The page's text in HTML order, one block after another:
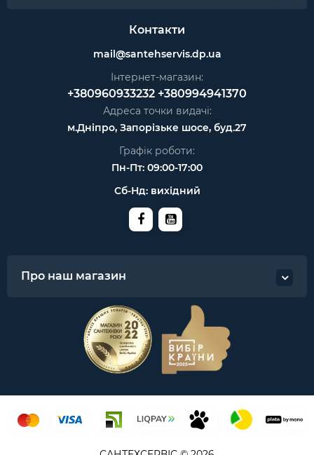
Контакти
mail@santehservis.dp.ua
Інтернет-магазин:
+380960933232 +380994941370
Адреса точки видачі:
м.Дніпро, Запорізьке шосе, буд.27
Графік роботи:
Пн-Пт: 09:00-17:00
Сб-Нд: вихідний
Про наш магазин